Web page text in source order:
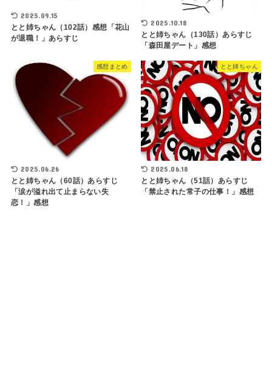
2025.09.15
とと姉ちゃん（102話）感想「花山
が退職！」あらすじ
2025.10.18
とと姉ちゃん（130話）あらすじ
「森田屋デート」感想
感想まとめ
2025.06.26
とと姉ちゃん（60話）あらすじ
「涙が溢れ出て止まらない失
恋！」感想
とと姉ちゃん
2025.06.18
とと姉ちゃん（51話）あらすじ
「禁止された常子の仕事！」感想